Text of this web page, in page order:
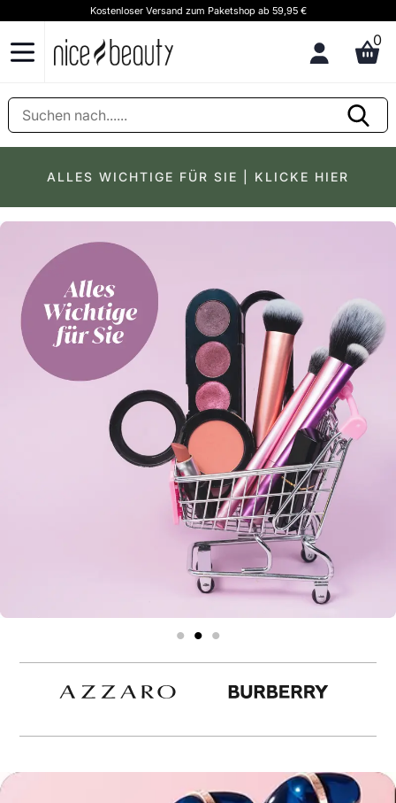
Kostenloser Versand zum Paketshop ab 59,95 €
0
ALLES WICHTIGE FÜR SIE | KLICKE HIER
1 2 3